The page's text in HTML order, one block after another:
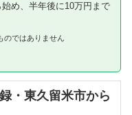
め、半年後に10万円まで
のではありません
・東久留米市から